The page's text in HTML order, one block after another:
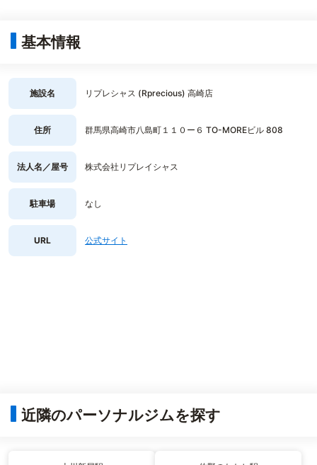
基本情報
施設名 リプレシャス (Rprecious) 高崎店
住所 群馬県高崎市八島町１１０ー６ TO-MOREビル 808
法人名／屋号 株式会社リプレイシャス
駐車場 なし
URL 公式サイト
近隣のパーソナルジムを探す